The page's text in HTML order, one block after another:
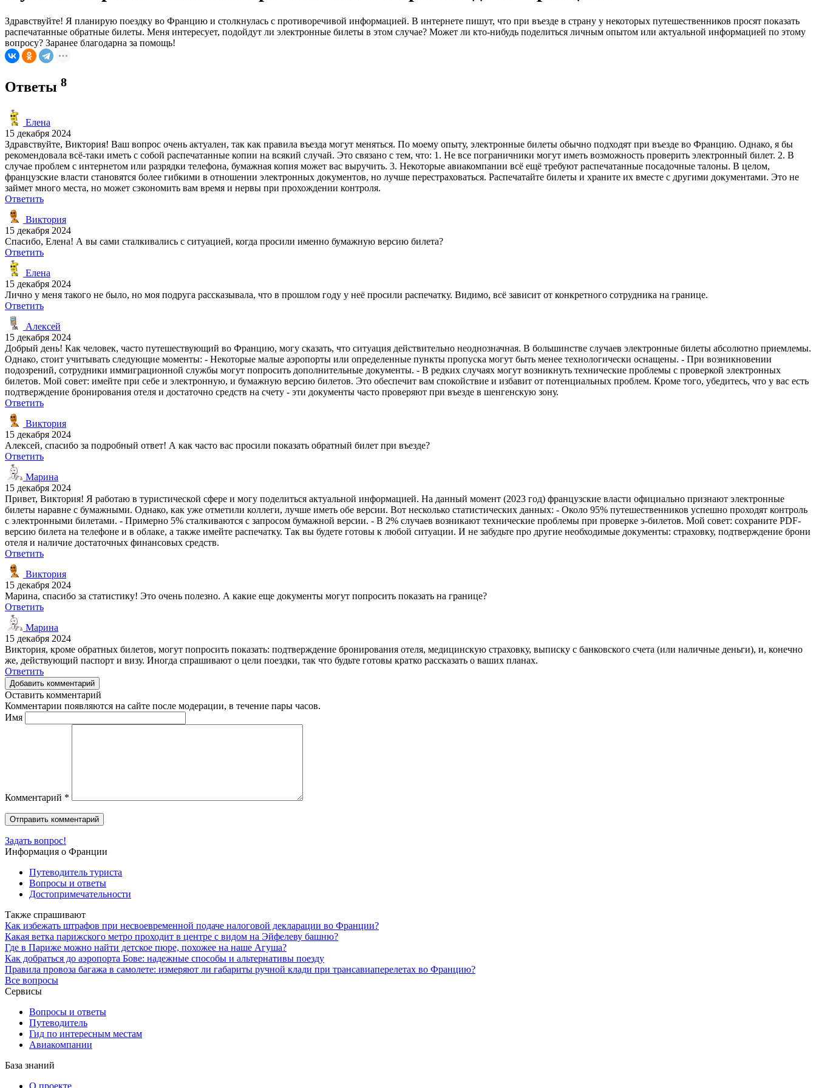
Здравствуйте! Я планирую поездку во Францию и столкнулась с противоречивой информацией. В интернете пишут, что при въезде в страну у некоторых путешественников просят показать
распечатанные обратные билеты. Меня интересует, подойдут ли электронные билеты в этом случае? Может ли кто-нибудь поделиться личным опытом или актуальной информацией по этому
вопросу? Заранее благодарна за помощь!
Ответы 8
Елена
15 декабря 2024
Здравствуйте, Виктория! Ваш вопрос очень актуален, так как правила въезда могут меняться. По моему опыту, электронные билеты обычно подходят при въезде во Францию. Однако, я бы
рекомендовала всё-таки иметь с собой распечатанные копии на всякий случай. Это связано с тем, что: 1. Не все пограничники могут иметь возможность проверить электронный билет. 2. В
случае проблем с интернетом или разрядки телефона, бумажная копия может вас выручить. 3. Некоторые авиакомпании всё ещё требуют распечатанные посадочные талоны. В целом,
французские власти становятся более гибкими в отношении электронных документов, но лучше перестраховаться. Распечатайте билеты и храните их вместе с другими документами. Это не
займет много места, но может сэкономить вам время и нервы при прохождении контроля.
Ответить
Виктория
15 декабря 2024
Спасибо, Елена! А вы сами сталкивались с ситуацией, когда просили именно бумажную версию билета?
Ответить
Елена
15 декабря 2024
Лично у меня такого не было, но моя подруга рассказывала, что в прошлом году у неё просили распечатку. Видимо, всё зависит от конкретного сотрудника на границе.
Ответить
Алексей
15 декабря 2024
Добрый день! Как человек, часто путешествующий во Францию, могу сказать, что ситуация действительно неоднозначная. В большинстве случаев электронные билеты абсолютно приемлемы.
Однако, стоит учитывать следующие моменты: - Некоторые малые аэропорты или определенные пункты пропуска могут быть менее технологически оснащены. - При возникновении
подозрений, сотрудники иммиграционной службы могут попросить дополнительные документы. - В редких случаях могут возникнуть технические проблемы с проверкой электронных
билетов. Мой совет: имейте при себе и электронную, и бумажную версию билетов. Это обеспечит вам спокойствие и избавит от потенциальных проблем. Кроме того, убедитесь, что у вас есть
подтверждение бронирования отеля и достаточно средств на счету - эти документы часто проверяют при въезде в шенгенскую зону.
Ответить
Виктория
15 декабря 2024
Алексей, спасибо за подробный ответ! А как часто вас просили показать обратный билет при въезде?
Ответить
Марина
15 декабря 2024
Привет, Виктория! Я работаю в туристической сфере и могу поделиться актуальной информацией. На данный момент (2023 год) французские власти официально признают электронные
билеты наравне с бумажными. Однако, как уже отметили коллеги, лучше иметь обе версии. Вот несколько статистических данных: - Около 95% путешественников успешно проходят контроль
с электронными билетами. - Примерно 5% сталкиваются с запросом бумажной версии. - В 2% случаев возникают технические проблемы при проверке э-билетов. Мой совет: сохраните PDF-
версию билета на телефоне и в облаке, а также имейте распечатку. Так вы будете готовы к любой ситуации. И не забудьте про другие необходимые документы: страховку, подтверждение брони
отеля и наличие достаточных финансовых средств.
Ответить
Виктория
15 декабря 2024
Марина, спасибо за статистику! Это очень полезно. А какие еще документы могут попросить показать на границе?
Ответить
Марина
15 декабря 2024
Виктория, кроме обратных билетов, могут попросить показать: подтверждение бронирования отеля, медицинскую страховку, выписку с банковского счета (или наличные деньги), и, конечно
же, действующий паспорт и визу. Иногда спрашивают о цели поездки, так что будьте готовы кратко рассказать о ваших планах.
Ответить
Добавить комментарий
Оставить комментарий
Комментарии появляются на сайте после модерации, в течение пары часов.
Имя
Комментарий *
Задать вопрос!
Информация о Франции
Путеводитель туриста
Вопросы и ответы
Достопримечательности
Также спрашивают
Как избежать штрафов при несвоевременной подаче налоговой декларации во Франции?
Какая ветка парижского метро проходит в центре с видом на Эйфелеву башню?
Где в Париже можно найти детское пюре, похожее на наше Агуша?
Как добраться до аэропорта Бове: надежные способы и альтернативы поезду
Правила провоза багажа в самолете: измеряют ли габариты ручной клади при трансавиаперелетах во Францию?
Все вопросы
Сервисы
Вопросы и ответы
Путеводитель
Гид по интересным местам
Авиакомпании
База знаний
О проекте